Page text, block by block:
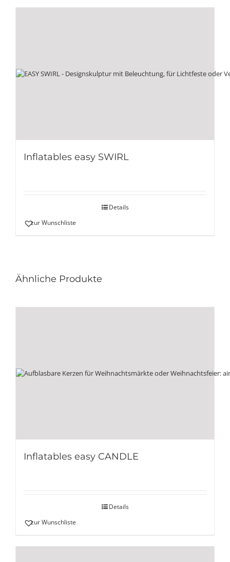
Inflatables easy SWIRL
Details
zur Wunschliste
Ähnliche Produkte
Inflatables easy CANDLE
Details
zur Wunschliste